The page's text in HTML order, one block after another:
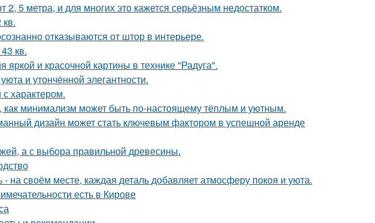
5 метра, и для многих это кажется серьёзным недостатком.
отказываются от штор в интерьере.
кв.
яркой и красочной картины в технике "Радуга".
и утончённой элегантности.
характером.
как минимализм может быть по-настоящему тёплым и уютным.
дизайн может стать ключевым фактором в успешной аренде
а с выбора правильной древесины.
на своём месте, каждая деталь добавляет атмосферу покоя и уюта.
есть в Кирове